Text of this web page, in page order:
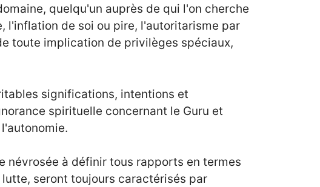
quelqu'un auprès de qui l'on cherche
l'inflation de soi ou pire, l'autoritarisme par
toute implication de privilèges spéciaux,
significations, intentions et
spirituelle concernant le Guru et
névrosée à définir tous rapports en termes
seront toujours caractérisés par